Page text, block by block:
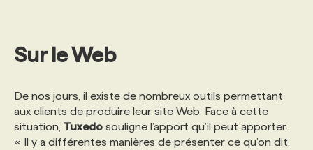
Sur le Web
De nos jours, il existe de nombreux outils permettant
aux clients de produire leur site Web. Face à cette
situation, Tuxedo souligne l’apport qu’il peut apporter.
« Il y a différentes manières de présenter ce qu’on dit,